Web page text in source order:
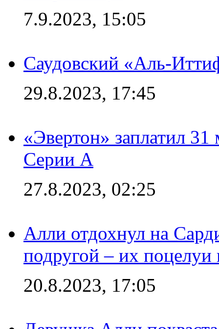
7.9.2023, 15:05
Саудовский «Аль-
29.8.2023, 17:45
«Эвертон» заплатил
Серии А
27.8.2023, 02:25
Алли отдохнул на
подругой – их поцелуи
20.8.2023, 17:05